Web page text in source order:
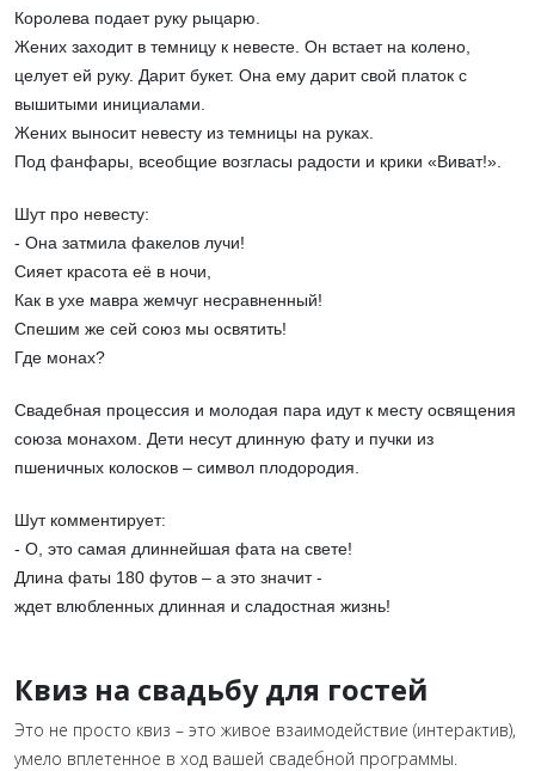
Королева подает руку рыцарю.
Жених заходит в темницу к невесте. Он встает на колено,
целует ей руку. Дарит букет. Она ему дарит свой платок с
вышитыми инициалами.
Жених выносит невесту из темницы на руках.
Под фанфары, всеобщие возгласы радости и крики «Виват!».
Шут про невесту:
- Она затмила факелов лучи!
Сияет красота её в ночи,
Как в ухе мавра жемчуг несравненный!
Спешим же сей союз мы освятить!
Где монах?
Свадебная процессия и молодая пара идут к месту освящения
союза монахом. Дети несут длинную фату и пучки из
пшеничных колосков – символ плодородия.
Шут комментирует:
- О, это самая длиннейшая фата на свете!
Длина фаты 180 футов – а это значит -
ждет влюбленных длинная и сладостная жизнь!
Квиз на свадьбу для гостей
Это не просто квиз – это живое взаимодействие (интерактив),
умело вплетенное в ход вашей свадебной программы.